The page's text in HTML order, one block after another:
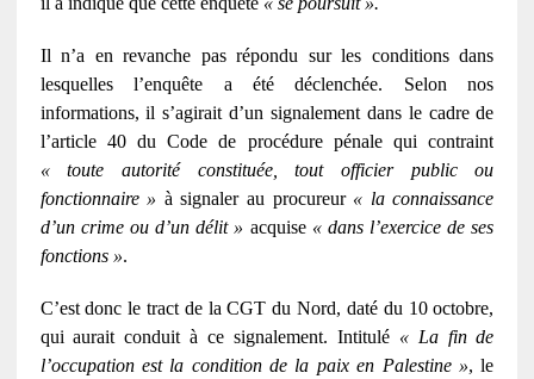
Il n’a en revanche pas répondu sur les conditions dans
lesquelles l’enquête a été déclenchée. Selon nos
informations, il s’agirait d’un signalement dans le cadre de
l’article 40 du Code de procédure pénale qui contraint
« toute autorité constituée, tout officier public ou
fonctionnaire » à signaler au procureur « la connaissance
d’un crime ou d’un délit » acquise « dans l’exercice de ses
fonctions ».
C’est donc le tract de la CGT du Nord, daté du 10 octobre,
qui aurait conduit à ce signalement. Intitulé « La fin de
l’occupation est la condition de la paix en Palestine », le